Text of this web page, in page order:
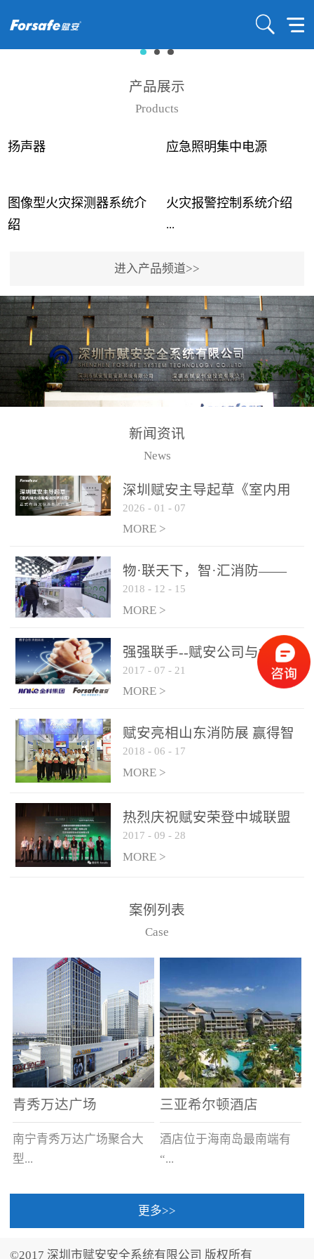
产品展示
Products
扬声器 应急照明集中电源
图像型火灾探测器系统介
绍
...
事故频发，传统的火灾探
测方法已无法满足要求。
尤其是目前众多的大型影
剧院、会议展览中心、体
育馆、大型仓库和隧道空
间等，其建筑结构特殊、
火灾隐患多。一旦发生火
传统的火灾关测器无法被
及时缺发，不能及早发现
和有效扑救火火，这不仅
力和闲难，同时也将造成
巨大的经济损失和社会影
响，基至还会造成人员伤
亡。图像型火灾探测器正
是针对这种高大空间建筑
物的消防设施、设备通过
现场图像的实时获取、预
处理和特征提取分析，实
现火焰的跟踪和识别。能
更早的进行预警，达到早
报早防的效果。 系统构
成示意图： 图像型火灾
和监控端两大部分组成。
两者之间通过以太网相
联，一台监控主机最多可
从监控主机上获取，最多
只能接6台，超过的需从现
火灾报警控制系统介绍
...
用了具有仲裁机制和冗余
校验的总线传输技术、线
路状态检测与保护技术、
后向光电感烟探测技术、
高可靠的系统抗干扰技术
等多项专利技术和专有技
警领域三十多年技术积累
和工程实践的结晶。
进入产品频道>>
新闻资讯
News
深圳赋安主导起草《室内用
光动能电池技术规程》 正式
布局光伏新能源产业
2026 - 01 - 07
MORE >
物·联天下，智·汇消防——
赋安F&S 2018上海消防展圆
满落幕
2018 - 12 - 15
MORE >
强强联手--赋安公司与金科
集团达成战略合作协议
2017 - 07 - 21
MORE >
赋安亮相山东消防展 赢得智
慧消防新荣耀
2018 - 06 - 17
MORE >
热烈庆祝赋安荣登中城联盟
联合采购战略合作平台
2017 - 09 - 28
MORE >
案例列表
Case
青秀万达广场
南宁青秀万达广场聚合大
型...
三亚希尔顿酒店
酒店位于海南岛最南端有
“...
中国的海岛天堂”之美称的
更多>>
©2017 深圳市赋安安全系统有限公司 版权所有